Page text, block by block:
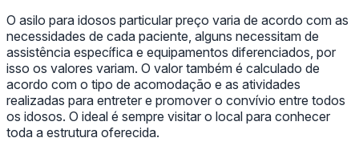
O asilo para idosos particular preço varia de acordo com as
necessidades de cada paciente, alguns necessitam de
assistência específica e equipamentos diferenciados, por
isso os valores variam. O valor também é calculado de
acordo com o tipo de acomodação e as atividades
realizadas para entreter e promover o convívio entre todos
os idosos. O ideal é sempre visitar o local para conhecer
toda a estrutura oferecida.